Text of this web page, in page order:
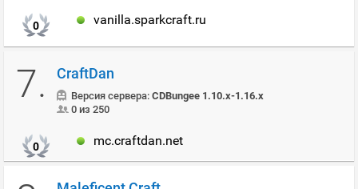
0 vanilla.sparkcraft.ru
7. CraftDan
Версия сервера: CDBungee 1.10.x-1.16.x
0 из 250
0 mc.craftdan.net